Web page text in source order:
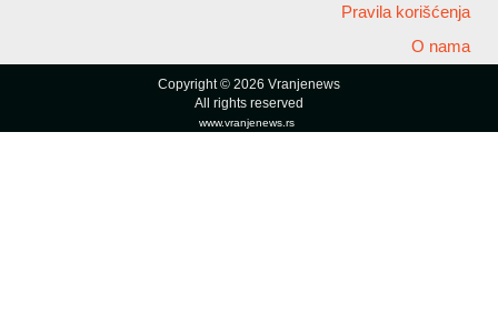
Pravila korišćenja
O nama
Copyright © 2026 Vranjenews
All rights reserved
www.vranjenews.rs